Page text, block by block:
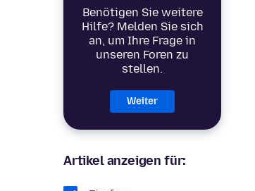
Benötigen Sie weitere
Hilfe? Melden Sie sich
an, um Ihre Frage in
unseren Foren zu
stellen.
Weiter
Artikel anzeigen für: